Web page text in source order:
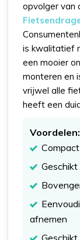
opvolger van
is kwalitatief
een mooier
monteren en
vrijwel alle
heeft een
Voordelen:
afnemen